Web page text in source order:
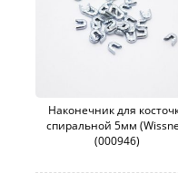
Наконечник для
спиральной 5мм
(000946)